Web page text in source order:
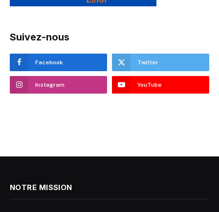
Suivez-nous
Facebook Twitter
Instagram YouTube
NOTRE MISSION